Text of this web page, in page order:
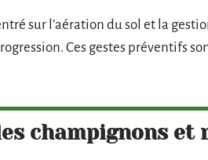
sur l’aération du sol et la
Ces gestes préventifs
champignons et